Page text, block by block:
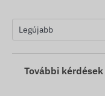
További kérdések